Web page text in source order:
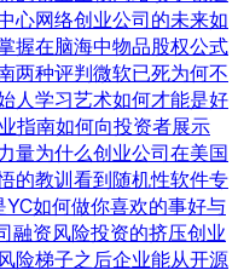
心网络创业公司的未来如
握在脑海中物品股权公式
两种评判微软已死为何不
人学习艺术如何才能是好
指南如何向投资者展示
量为什么创业公司在美国
的教训 看到随机性软件专
YC如何做你喜欢的事好与
融资风险投资的挤压创业
险梯子之后企业能从开源